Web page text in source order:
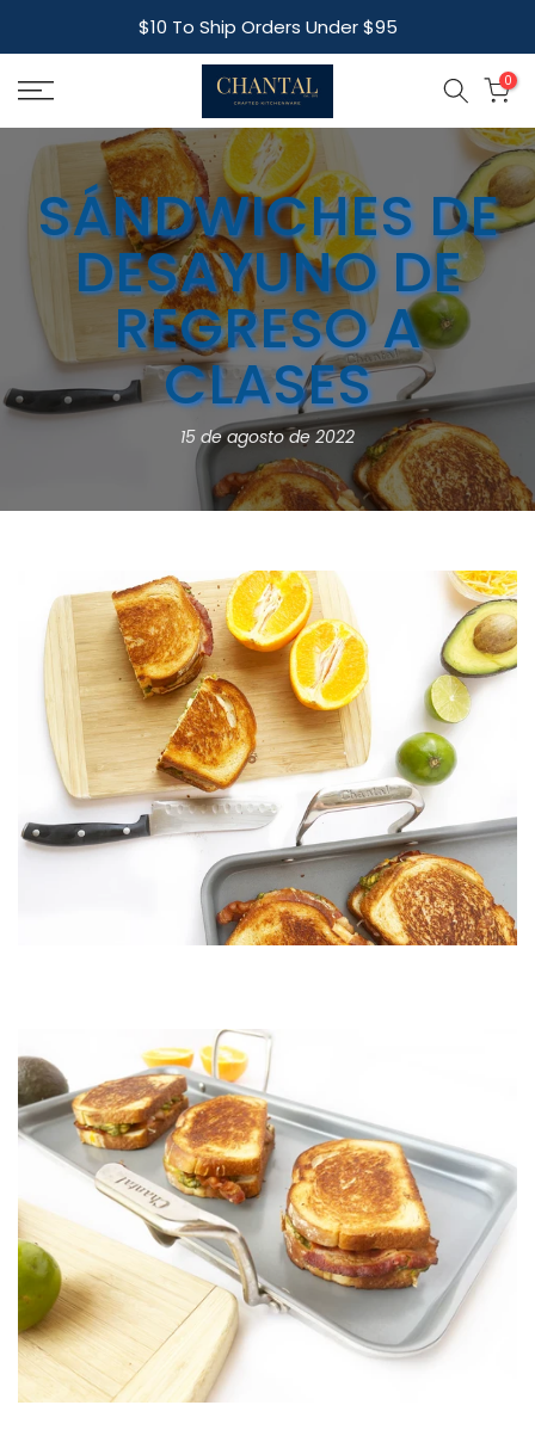
to
content
Free Shipping For Orders Over $95
0
SÁNDWICHES DE
DESAYUNO DE
REGRESO A
CLASES
15 de agosto de 2022